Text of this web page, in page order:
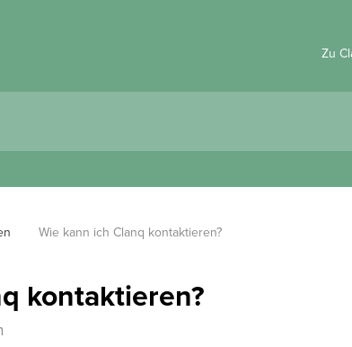
Zu
Wie kann ich Clanq kontaktieren?
kontaktieren?